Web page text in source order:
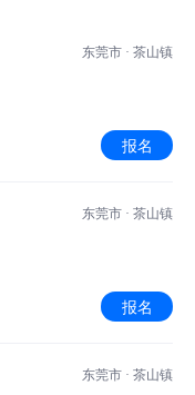
东莞市 · 茶山镇
报名
东莞市 · 茶山镇
报名
东莞市 · 茶山镇